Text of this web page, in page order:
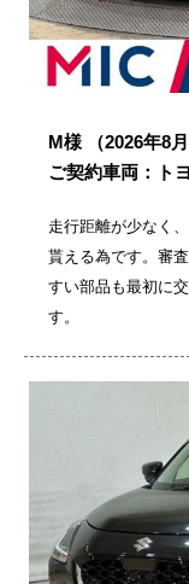
M様
（2026年8
ご契約車両：ト
走行距離が少なく
貰える為です。審
すい部品も最初に
す。